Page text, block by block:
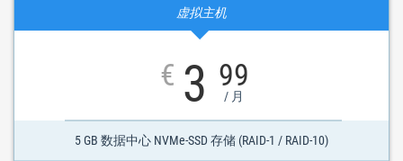
虚拟主机
€ 3 99
/ 月
5 GB 数据中心 NVMe-SSD 存储 (RAID-1 / RAID-10)